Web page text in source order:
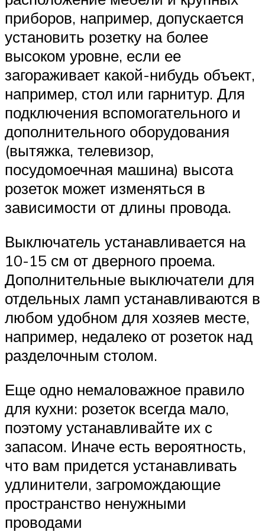
приборов, например, допускается
установить розетку на более
высоком уровне, если ее
загораживает какой-нибудь объект,
например, стол или гарнитур. Для
подключения вспомогательного и
дополнительного оборудования
(вытяжка, телевизор,
посудомоечная машина) высота
розеток может изменяться в
зависимости от длины провода.
Выключатель устанавливается на
10-15 см от дверного проема.
Дополнительные выключатели для
отдельных ламп устанавливаются в
любом удобном для хозяев месте,
например, недалеко от розеток над
разделочным столом.
Еще одно немаловажное правило
для кухни: розеток всегда мало,
поэтому устанавливайте их с
запасом. Иначе есть вероятность,
что вам придется устанавливать
удлинители, загромождающие
пространство ненужными
проводами